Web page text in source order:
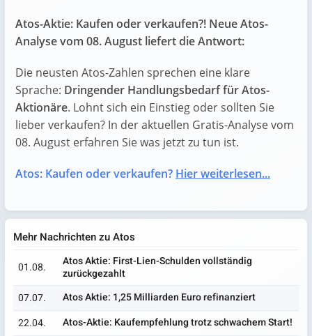
Atos-Aktie: Kaufen oder verkaufen?! Neue Atos-
Analyse vom 08. August liefert die Antwort:
Die neusten Atos-Zahlen sprechen eine klare
Sprache: Dringender Handlungsbedarf für Atos-
Aktionäre. Lohnt sich ein Einstieg oder sollten Sie
lieber verkaufen? In der aktuellen Gratis-Analyse vom
08. August erfahren Sie was jetzt zu tun ist.
Atos: Kaufen oder verkaufen? Hier weiterlesen...
Mehr Nachrichten zu Atos
01.08.
Atos Aktie: First-Lien-Schulden vollständig
zurückgezahlt
07.07.
Atos Aktie: 1,25 Milliarden Euro refinanziert
22.04.
Atos-Aktie: Kaufempfehlung trotz schwachem Start!